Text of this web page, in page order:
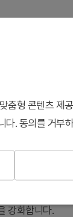
드입니다. 라
성으로 표지와
등 기술 기반
니다. 분자 네트
강화합니다.
형 콘텐츠 제
다. 동의를 거부